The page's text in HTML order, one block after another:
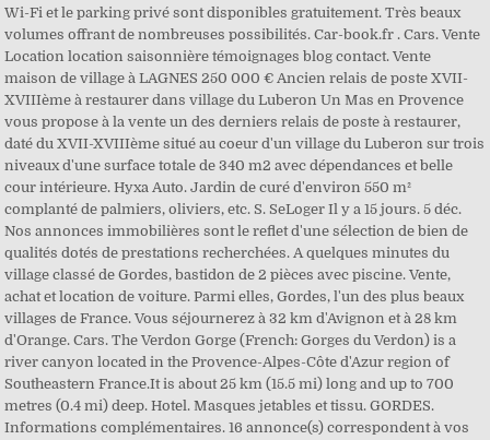
Wi-Fi et le parking privé sont disponibles gratuitement. Très beaux
volumes offrant de nombreuses possibilités. Car-book.fr . Cars. Vente
Location location saisonnière témoignages blog contact. Vente
maison de village à LAGNES 250 000 € Ancien relais de poste XVII-
XVIIIème à restaurer dans village du Luberon Un Mas en Provence
vous propose à la vente un des derniers relais de poste à restaurer,
daté du XVII-XVIIIème situé au coeur d'un village du Luberon sur trois
niveaux d'une surface totale de 340 m2 avec dépendances et belle
cour intérieure. Hyxa Auto. Jardin de curé d'environ 550 m²
complanté de palmiers, oliviers, etc. S. SeLoger Il y a 15 jours. 5 déc.
Nos annonces immobilières sont le reflet d'une sélection de bien de
qualités dotés de prestations recherchées. A quelques minutes du
village classé de Gordes, bastidon de 2 pièces avec piscine. Vente,
achat et location de voiture. Parmi elles, Gordes, l'un des plus beaux
villages de France. Vous séjournerez à 32 km d'Avignon et à 28 km
d'Orange. Cars. The Verdon Gorge (French: Gorges du Verdon) is a
river canyon located in the Provence-Alpes-Côte d'Azur region of
Southeastern France.It is about 25 km (15.5 mi) long and up to 700
metres (0.4 mi) deep. Hotel. Masques jetables et tissu. GORDES.
Informations complémentaires. 16 annonce(s) correspondent à vos